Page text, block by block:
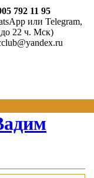
792 11 95
или Telegram,
22 ч. Мск)